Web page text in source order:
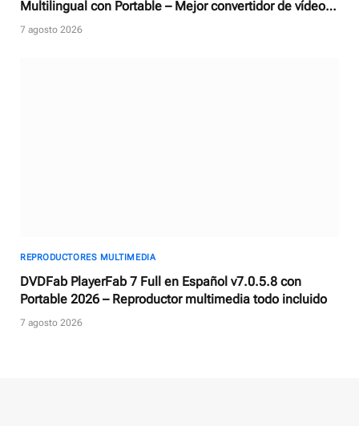
Multilingual con Portable – Mejor convertidor de vídeos
con AI
7 agosto 2026
REPRODUCTORES MULTIMEDIA
DVDFab PlayerFab 7 Full en Español v7.0.5.8 con
Portable 2026 – Reproductor multimedia todo incluido
7 agosto 2026